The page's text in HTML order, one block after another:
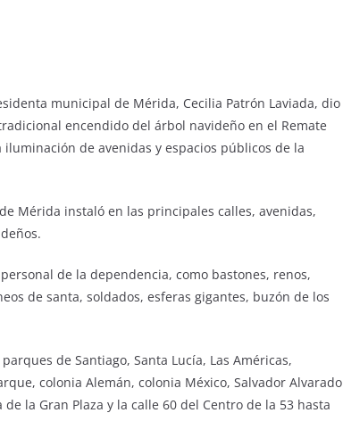
municipal de Mérida, Cecilia Patrón Laviada, dio
encendido del árbol navideño en el Remate
de avenidas y espacios públicos de la
Mérida instaló en las principales calles, avenidas,
de la dependencia, como bastones, renos,
de santa, soldados, esferas gigantes, buzón de los
de Santiago, Santa Lucía, Las Américas,
colonia Alemán, colonia México, Salvador Alvarado
la Gran Plaza y la calle 60 del Centro de la 53 hasta